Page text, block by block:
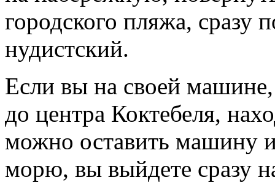
городского пляжа, сразу
нудистский.
Если вы на своей
до центра Коктебеля,
можно оставить машину
морю, вы выйдете сразу